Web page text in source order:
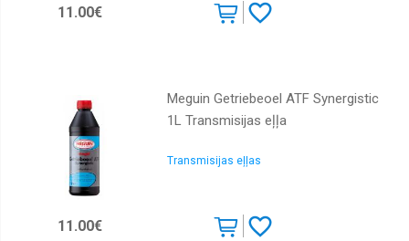
11.00€
Meguin Getriebeoel ATF Synergistic
1L Transmisijas eļļa
Transmisijas eļļas
11.00€